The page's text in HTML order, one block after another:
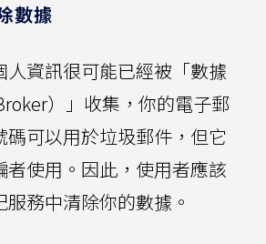
數據
人資訊很可能已經被「數據
）」收集，你的電子郵
碼可以用於垃圾郵件，但它
者使用。因此，使用者應該
務中清除你的數據。